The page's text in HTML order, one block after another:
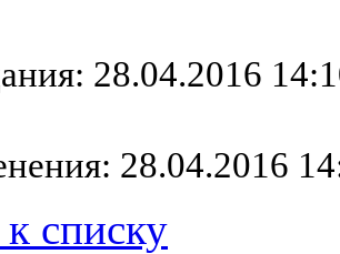
28.04.2016
28.04.2016
списку